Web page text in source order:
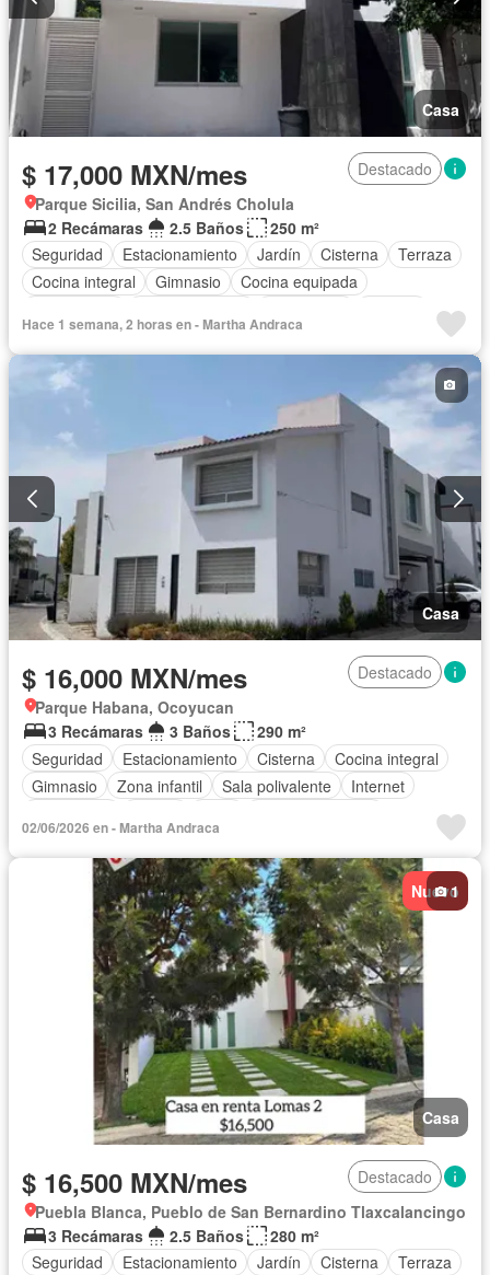
Casa
$ 17,000 MXN/mes
Destacado
Parque Sicilia, San Andrés Cholula
2 Recámaras
2.5 Baños
250 m²
Seguridad
Estacionamiento Jardín Cisterna
Terraza
Cocina integral
Gimnasio
Cocina equipada
Agua
Cuarto de Limpieza Cancha de tenis
Gas natural
Vista panorámica
Recámara con closet
Permite niños
Hace 1 semana, 2 horas en - Martha Andraca
Casa
$ 16,000 MXN/mes
Destacado
Parque Habana, Ocoyucan
3 Recámaras
3 Baños
290 m²
Seguridad
Estacionamiento Cisterna
Cocina integral
Gimnasio
Zona infantil Sala polivalente
Internet
Caseta de vigilancia
Permite mascotas
02/06/2026 en - Martha Andraca
Nuevo
Casa
1
$ 16,500 MXN/mes
Destacado
Puebla Blanca, Pueblo de San Bernardino Tlaxcalancingo
3 Recámaras
2.5 Baños
280 m²
Seguridad
Estacionamiento Jardín Cisterna
Terraza